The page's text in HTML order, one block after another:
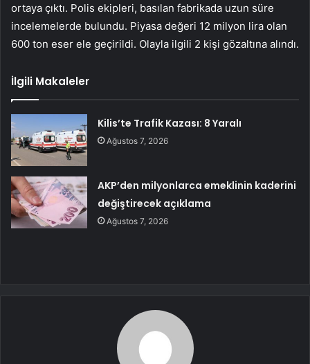
ortaya çıktı. Polis ekipleri, basılan fabrikada uzun süre
incelemelerde bulundu. Piyasa değeri 12 milyon lira olan
600 ton eser ele geçirildi. Olayla ilgili 2 kişi gözaltına alındı.
İlgili Makaleler
Kilis’te Trafik Kazası: 8 Yaralı
Ağustos 7, 2026
AKP’den milyonlarca emeklinin kaderini
değiştirecek açıklama
Ağustos 7, 2026